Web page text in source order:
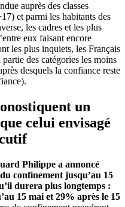
auprès des classes
et parmi les habitants des
les cadres et les plus
eux faisant encore
les plus inquiets, les Français
des catégories les moins
desquels la confiance reste
un
celui envisagé
Philippe a annoncé
confinement jusqu’au 15
durera plus longtemps :
15 mai et 29% après le 15